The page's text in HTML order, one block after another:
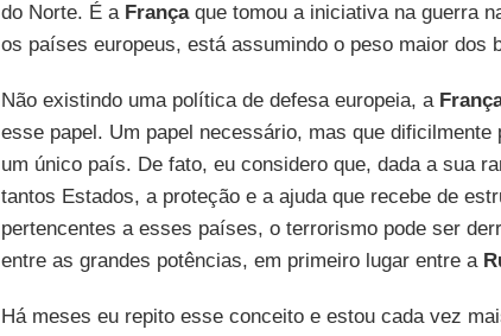
do Norte. É a Françaque tomou a iniciativa na guerra
os países europeus, está assumindo o peso maior dos
Não existindo uma política de defesa europeia, a
esse papel. Um papel necessário, mas que dificilmente
um único país. De fato, eu considero que, dada a sua
tantos Estados, a proteção e a ajuda que recebe de
pertencentes a esses países, o terrorismo pode ser
entre as grandes potências, em primeiro lugar entre a
Há meses eu repito esse conceito e estou cada vez